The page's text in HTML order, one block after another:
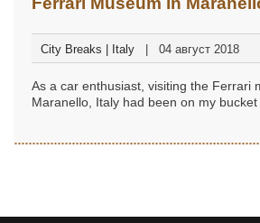
City Breaks | Italy 04 август 2018
As a car enthusiast, visiting the Ferrari
Maranello, Italy had been on my bucket